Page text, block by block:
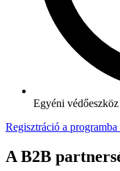
Egyéni
Regisztráció a
A B2B